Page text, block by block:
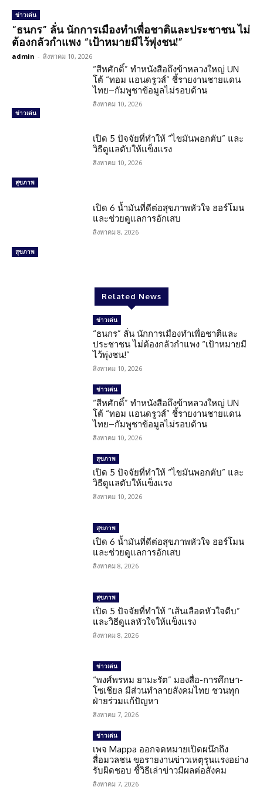
ข่าวเด่น
“ธนกร” ลั่น นักการเมืองทำเพื่อชาติและประชาชน ไม่
ต้องกลัวกำแพง “เป้าหมายมีไว้พุ่งชน!”
admin - สิงหาคม 10, 2026
ข่าวเด่น
“สีหศักดิ์” ทำหนังสือถึงข้าหลวงใหญ่ UN
โต้ “ทอม แอนดรูวส์” ชี้รายงานชายแดน
ไทย–กัมพูชาข้อมูลไม่รอบด้าน
สิงหาคม 10, 2026
สุขภาพ
เปิด 5 ปัจจัยที่ทำให้ “ไขมันพอกตับ” และ
วิธีดูแลตับให้แข็งแรง
สิงหาคม 10, 2026
สุขภาพ
เปิด 6 น้ำมันที่ดีต่อสุขภาพหัวใจ ฮอร์โมน
และช่วยดูแลการอักเสบ
สิงหาคม 8, 2026
Related News
ข่าวเด่น
“ธนกร” ลั่น นักการเมืองทำเพื่อชาติและ
ประชาชน ไม่ต้องกลัวกำแพง “เป้าหมายมี
ไว้พุ่งชน!”
สิงหาคม 10, 2026
ข่าวเด่น
“สีหศักดิ์” ทำหนังสือถึงข้าหลวงใหญ่ UN
โต้ “ทอม แอนดรูวส์” ชี้รายงานชายแดน
ไทย–กัมพูชาข้อมูลไม่รอบด้าน
สิงหาคม 10, 2026
สุขภาพ
เปิด 5 ปัจจัยที่ทำให้ “ไขมันพอกตับ” และ
วิธีดูแลตับให้แข็งแรง
สิงหาคม 10, 2026
สุขภาพ
เปิด 6 น้ำมันที่ดีต่อสุขภาพหัวใจ ฮอร์โมน
และช่วยดูแลการอักเสบ
สิงหาคม 8, 2026
สุขภาพ
เปิด 5 ปัจจัยที่ทำให้ “เส้นเลือดหัวใจตีบ”
และวิธีดูแลหัวใจให้แข็งแรง
สิงหาคม 8, 2026
ข่าวเด่น
“พงศ์พรหม ยามะรัต” มองสื่อ-การศึกษา-
โซเชียล มีส่วนทำลายสังคมไทย ชวนทุก
ฝ่ายร่วมแก้ปัญหา
สิงหาคม 7, 2026
ข่าวเด่น
เพจ Mappa ออกจดหมายเปิดผนึกถึง
สื่อมวลชน ขอรายงานข่าวเหตุรุนแรงอย่าง
รับผิดชอบ ชี้วิธีเล่าข่าวมีผลต่อสังคม
สิงหาคม 7, 2026